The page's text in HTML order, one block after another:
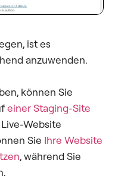
ist es
anzuwenden.
können Sie
einer Staging-Site
Website
Sie Ihre Website
, während Sie